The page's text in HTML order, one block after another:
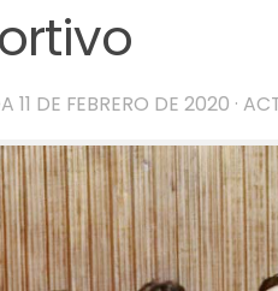
11 DE FEBRERO DE 2020 ·